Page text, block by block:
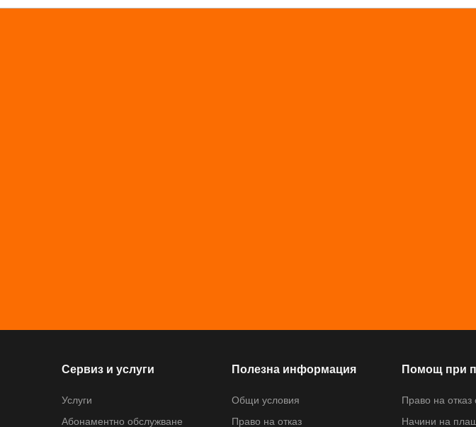
Сервиз и услуги
Услуги
Абонаментно обслужване
Полезна информация
Общи условия
Право на отказ
Помощ при
Право на отказ
Начини на